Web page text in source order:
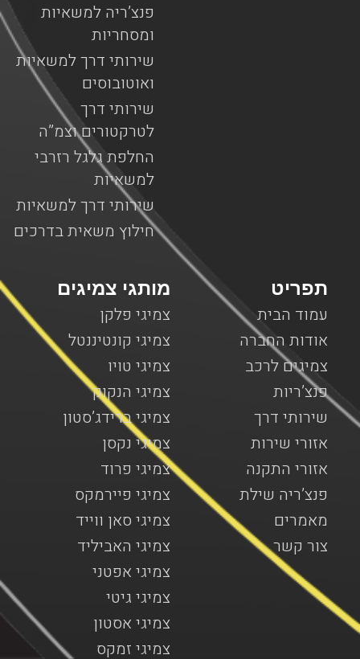
פנצ’ריה למשאיות
ומסחריות
שירותי דרך למשאיות
ואוטובוסים
שירותי דרך
לטרקטורים וצמ”ה
החלפת גלגל רזרבי
למשאיות
שירותי דרך למשאיות
חילוץ משאית בדרכים
מותגי צמיגים
צמיגי פלקן
צמיגי קונטיננטל
צמיגי טויו
צמיגי הנקוק
צמיגי ברידג’סטון
צמיגי נקסן
צמיגי פרוד
צמיגי פיירמקס
צמיגי סאן ווייד
צמיגי האביליד
צמיגי אפטני
צמיגי גיטי
צמיגי אסטון
צמיגי זמקס
תפריט
עמוד הבית
אודות החברה
צמיגים לרכב
פנצ’ריות
שירותי דרך
אזורי שירות
אזורי התקנה
פנצ’ריה שילת
מאמרים
צור קשר